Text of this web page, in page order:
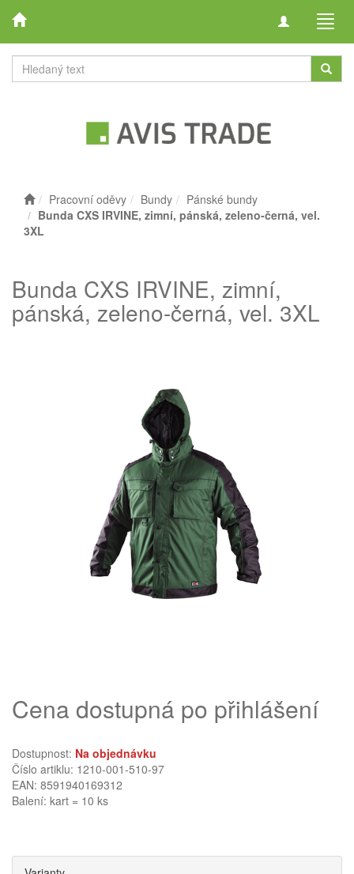
Toggle
Pracovní oděvy Bundy
Pánské bundy
Bunda CXS IRVINE, zimní, pánská, zeleno-černá, vel.
3XL
Bunda CXS IRVINE, zimní,
pánská, zeleno-černá, vel. 3XL
Cena dostupná po přihlášení
Dostupnost: Na objednávku
Číslo artiklu: 1210-001-510-97
EAN: 8591940169312
Balení: kart = 10 ks